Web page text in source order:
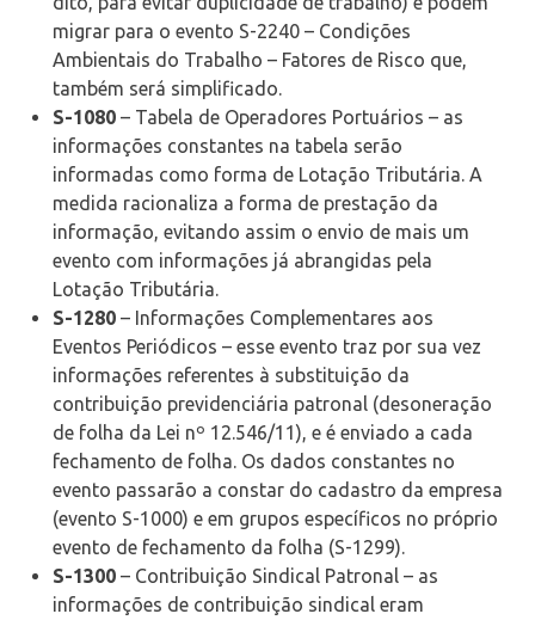
migrar para o evento S-2240 – Condições
Ambientais do Trabalho – Fatores de Risco que,
também será simplificado.
S-1080 – Tabela de Operadores Portuários – as
informações constantes na tabela serão
informadas como forma de Lotação Tributária. A
medida racionaliza a forma de prestação da
informação, evitando assim o envio de mais um
evento com informações já abrangidas pela
Lotação Tributária.
S-1280 – Informações Complementares aos
Eventos Periódicos – esse evento traz por sua vez
informações referentes à substituição da
contribuição previdenciária patronal (desoneração
de folha da Lei nº 12.546/11), e é enviado a cada
fechamento de folha. Os dados constantes no
evento passarão a constar do cadastro da empresa
(evento S-1000) e em grupos específicos no próprio
evento de fechamento da folha (S-1299).
S-1300 – Contribuição Sindical Patronal – as
informações de contribuição sindical eram